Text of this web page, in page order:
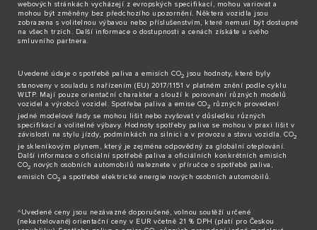
webových stránkách vycházejí z evropských specifikací, mohou variovat a
mohou být změněny bez předchozího upozornění. Některá vozidla jsou
zobrazena s volitelnou výbavou nebo příslušenstvím, které nemusí být dostupné
na všech trzích. Další informace o dostupnosti a cenách získáte u svého
smluvního partnera.
Uvedené údaje o spotřebě paliva a emisích CO2 jsou hodnoty, které byly
stanoveny v souladu s nařízením (EU) 2017/1151 v platném znění podle cyklu
WLTP. Mají pouze orientační charakter a slouží k porovnání různých modelů
vozidel a výrobců vozidel. Spotřeba paliva a emise CO2
různých provedení
jedné modelové řady se mohou lišit nebo zvyšovat v důsledku různých
specifikací a volitelné výbavy. Hodnoty spotřeby paliva se mohou v praxi lišit v
závislosti na stylu jízdy, podmínkách na silnici a v provozu a stavu vozidla. CO2
je skleníkovým plynem, který je zejména odpovědný za globální oteplování.
Další informace o oficiální spotřebě paliva a oficiálních konkrétních emisích
CO2
nových osobních automobilů naleznete v příručce o spotřebě paliva,
emisích CO2 a spotřebě elektrické energie nových osobních automobilů.
^Uvedené ceny jsou nezávazné doporučené, volnou soutěží určené
(nekartelované) orientační ceny v EUR včetně 21 % DPH (platí pro Českou